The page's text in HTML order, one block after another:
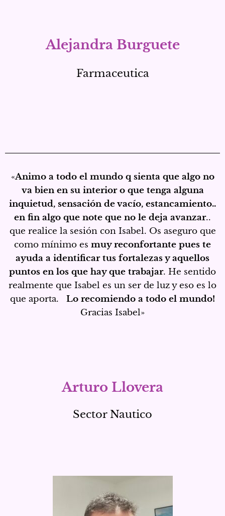
Alejandra Burguete
Farmaceutica
«Animo a todo el mundo q sienta que algo no
va bien en su interior o que tenga alguna
inquietud, sensación de vacío, estancamiento..
en fin algo que note que no le deja avanzar..
que realice la sesión con Isabel. Os aseguro que
como mínimo es muy reconfortante pues te
ayuda a identificar tus fortalezas y aquellos
puntos en los que hay que trabajar. He sentido
realmente que Isabel es un ser de luz y eso es lo
que aporta. Lo recomiendo a todo el mundo!
Gracias Isabel»
Arturo Llovera
Sector Nautico